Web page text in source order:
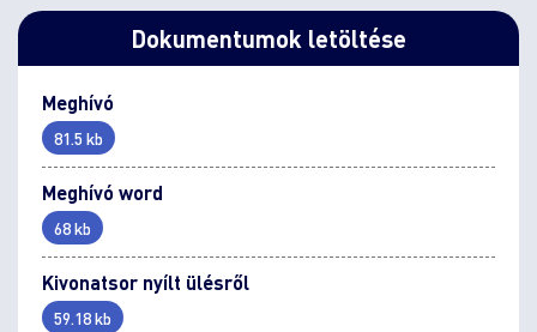
Dokumentumok letöltése
Meghívó
81.5 kb
Meghívó word
68 kb
Kivonatsor nyílt ülésről
59.18 kb